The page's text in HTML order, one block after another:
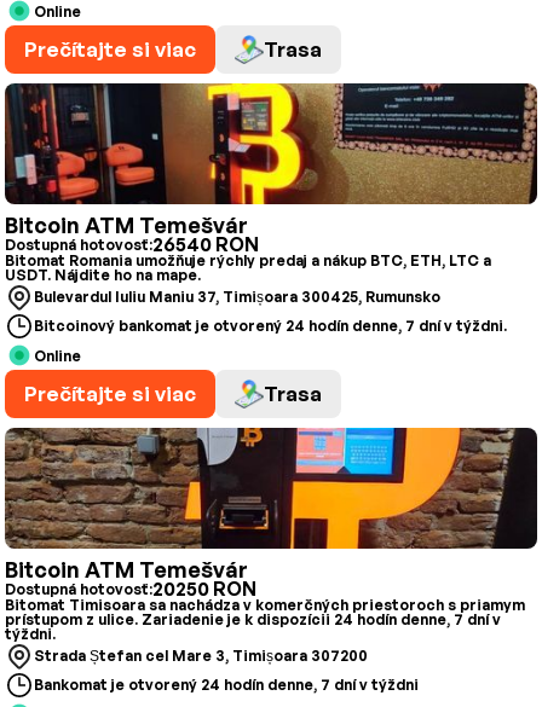
Online
Prečítajte si viac Trasa
Bitcoin ATM Temešvár
Dostupná hotovosť:26540 RON
Bitomat Romania umožňuje rýchly predaj a nákup BTC, ETH, LTC a
USDT. Nájdite ho na mape.
Bulevardul Iuliu Maniu 37, Timișoara 300425, Rumunsko
Bitcoinový bankomat je otvorený 24 hodín denne, 7 dní v týždni.
Online
Prečítajte si viac Trasa
Bitcoin ATM Temešvár
Dostupná hotovosť:20250 RON
Bitomat Timisoara sa nachádza v komerčných priestoroch s priamym
prístupom z ulice. Zariadenie je k dispozícii 24 hodín denne, 7 dní v
týždni.
Strada Ștefan cel Mare 3, Timișoara 307200
Bankomat je otvorený 24 hodín denne, 7 dní v týždni